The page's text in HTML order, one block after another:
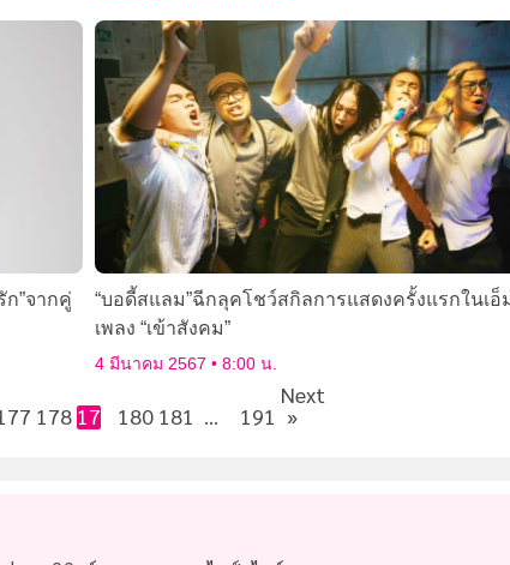
ก”จากคู่
“บอดี้สแลม”ฉีกลุคโชว์สกิลการแสดงครั้งแรกในเอ็
เพลง “เข้าสังคม”
4 มีนาคม 2567 8:00 น.
178179 180 181 … 191
Next
»